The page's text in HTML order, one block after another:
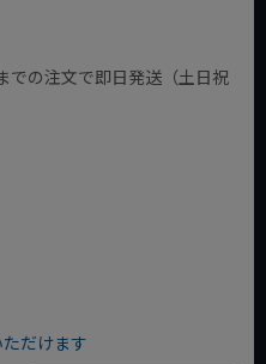
での注文で即日発送（土日祝
だけます